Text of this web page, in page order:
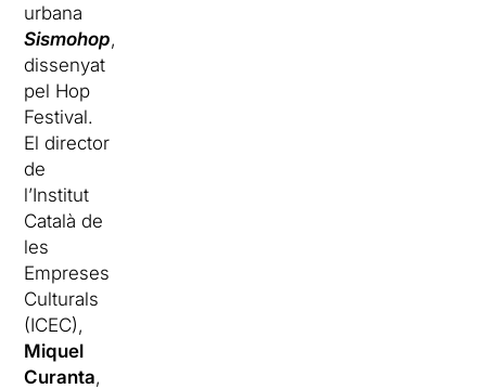
urbana
Sismohop,
dissenyat
pel Hop
Festival.
El director
de
l’Institut
Català de
les
Empreses
Culturals
(ICEC),
Miquel
Curanta,